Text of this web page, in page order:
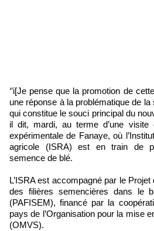
‘’i[Je pense que la promotion de cette culture [blé] est vraiment
une réponse à la problématique de
qui constitue le souci principal du
il dit, mardi, au terme d’une
expérimentale de Fanaye, où
agricole (ISRA) est en train de
semence de blé.
L’ISRA est accompagné par le
des filières semencières dans le
(PAFISEM), financé par la
pays de l’Organisation pour la mise
(OMVS).